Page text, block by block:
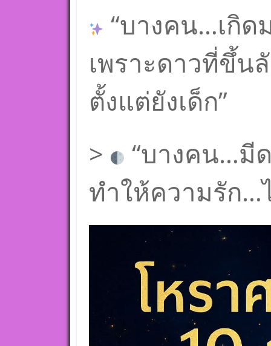
“บางคน…เกิ
เพราะดาวที่ขึ้น
ตั้งแต่ยังเด็ก”
>
“บางคน…มี
ทำให้ความรัก…